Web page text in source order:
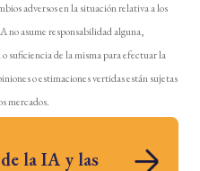
adversos en la situación relativa a los
no asume responsabilidad alguna,
suficiencia de la misma para efectuar la
o estimaciones vertidas están sujetas
mercados.
la IA y las